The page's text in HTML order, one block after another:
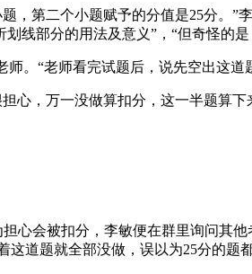
二个小题赋予的分值是25分。”
线部分的用法及意义”，“但奇怪的
“老师看完试题后，说先空出这道
，万一没做算扣分，这一半题算下
会被扣分，李敏便在群里询问其他
道题就全部没做，误以为25分的题